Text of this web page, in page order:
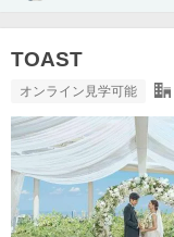
TOAST
オンライン見学可能